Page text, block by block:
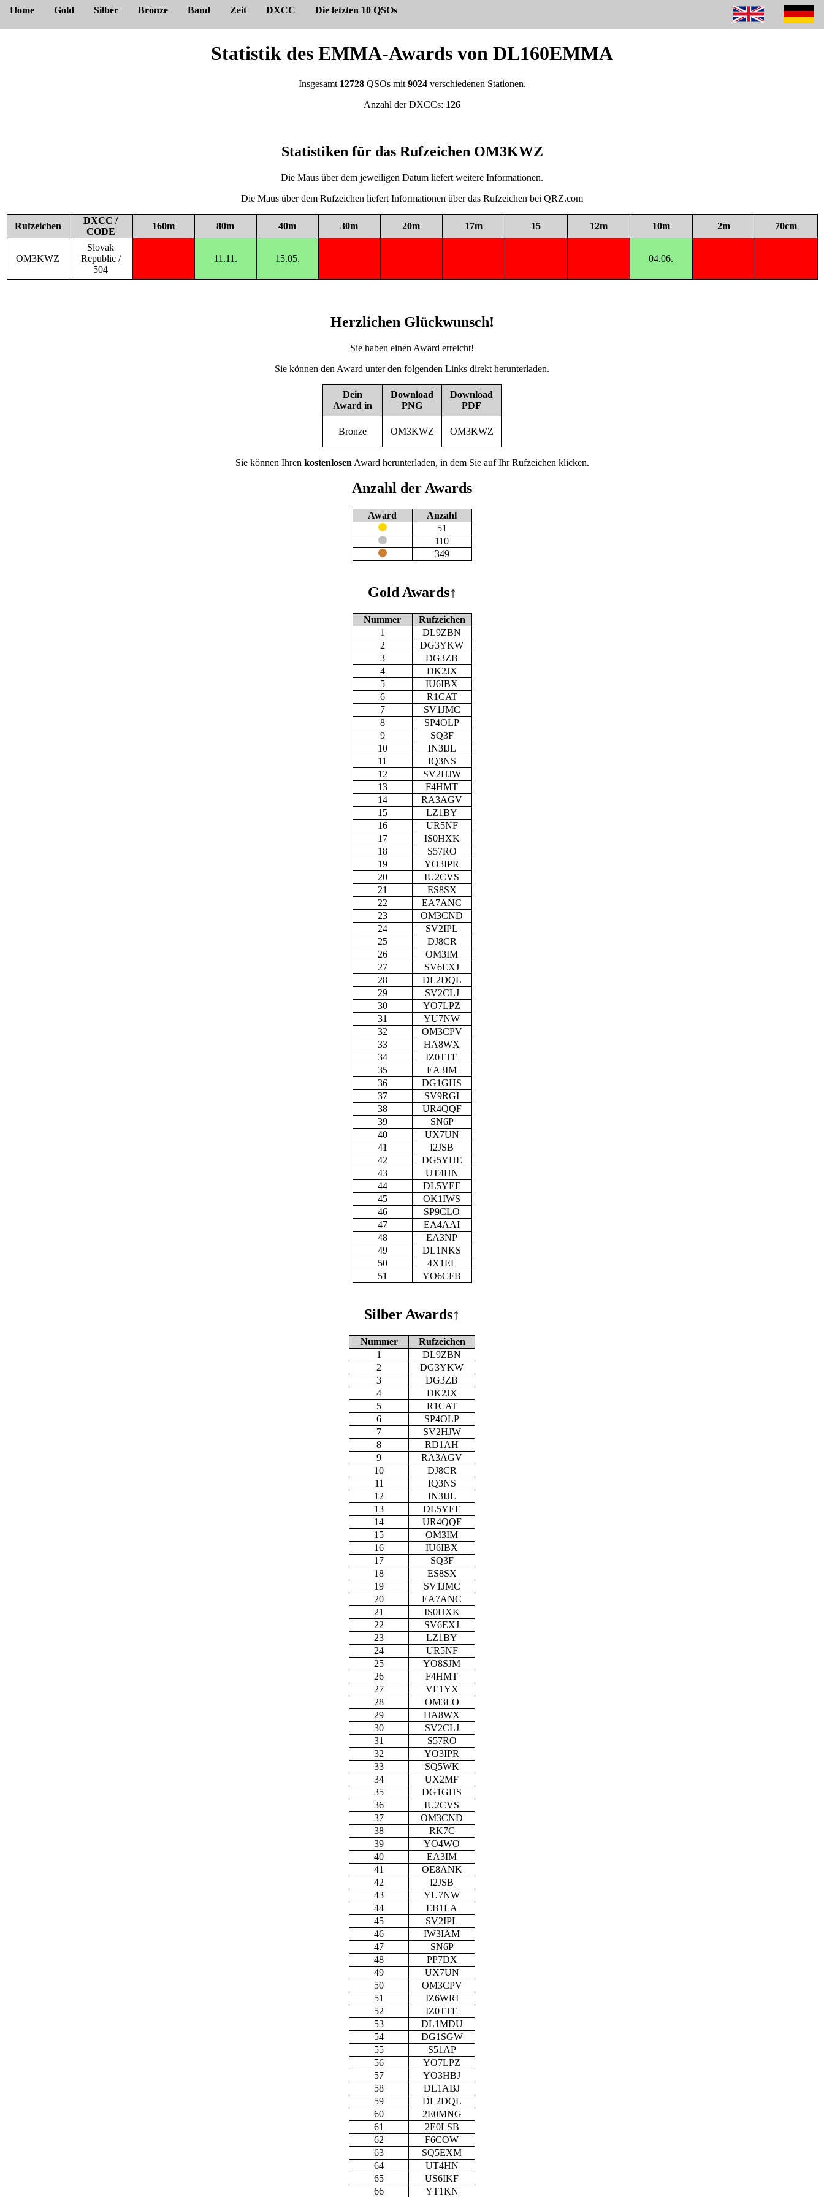
Home Gold Silber Bronze Band Zeit DXCC Die letzten 10 QSOs
Statistik des EMMA-Awards von DL160EMMA
Insgesamt 12728QSOs mit 9024verschiedenen Stationen.
Anzahl der DXCCs: 126
Statistiken für das Rufzeichen OM3KWZ
Die Maus über dem jeweiligen Datum liefert weitere Informationen.
Die Maus über dem Rufzeichen liefert Informationen über das Rufzeichen bei QRZ.com
Rufzeichen
DXCC /
CODE
160m 80m 40m 30m 20m 17m 15 12m 10m 2m 70cm
OM3KWZ
Slovak
Republic /
504
11.11. 15.05. 04.06.
Herzlichen Glückwunsch!
Sie haben einen Award erreicht!
Sie können den Award unter den folgenden Links direkt herunterladen.
Dein
Award in
Download
PNG
Download
PDF
Bronze OM3KWZ OM3KWZ
Sie können Ihren kostenlosen Award herunterladen, in dem Sie auf Ihr Rufzeichen klicken.
Anzahl der Awards
Award
Anzahl
51
110
349
Gold Awards↑
Nummer
Rufzeichen
1
DL9ZBN
2
DG3YKW
3
DG3ZB
4
DK2JX
5
IU6IBX
6
R1CAT
7
SV1JMC
8
SP4OLP
9
SQ3F
10
IN3IJL
11
IQ3NS
12
SV2HJW
13
F4HMT
14
RA3AGV
15
LZ1BY
16
UR5NF
17
IS0HXK
18
S57RO
19
YO3IPR
20
IU2CVS
21
ES8SX
22
EA7ANC
23
OM3CND
24
SV2IPL
25
DJ8CR
26
OM3IM
27
SV6EXJ
28
DL2DQL
29
SV2CLJ
30
YO7LPZ
31
YU7NW
32
OM3CPV
33
HA8WX
34
IZ0TTE
35
EA3IM
36
DG1GHS
37
SV9RGI
38
UR4QQF
39
SN6P
40
UX7UN
41
I2JSB
42
DG5YHE
43
UT4HN
44
DL5YEE
45
OK1IWS
46
SP9CLO
47
EA4AAI
48
EA3NP
49
DL1NKS
50
4X1EL
51
YO6CFB
Silber Awards↑
Nummer
Rufzeichen
1
DL9ZBN
2
DG3YKW
3
DG3ZB
4
DK2JX
5
R1CAT
6
SP4OLP
7
SV2HJW
8
RD1AH
9
RA3AGV
10
DJ8CR
11
IQ3NS
12
IN3IJL
13
DL5YEE
14
UR4QQF
15
OM3IM
16
IU6IBX
17
SQ3F
18
ES8SX
19
SV1JMC
20
EA7ANC
21
IS0HXK
22
SV6EXJ
23
LZ1BY
24
UR5NF
25
YO8SJM
26
F4HMT
27
VE1YX
28
OM3LO
29
HA8WX
30
SV2CLJ
31
S57RO
32
YO3IPR
33
SQ5WK
34
UX2MF
35
DG1GHS
36
IU2CVS
37
OM3CND
38
RK7C
39
YO4WO
40
EA3IM
41
OE8ANK
42
I2JSB
43
YU7NW
44
EB1LA
45
SV2IPL
46
IW3IAM
47
SN6P
48
PP7DX
49
UX7UN
50
OM3CPV
51
IZ6WRI
52
IZ0TTE
53
DL1MDU
54
DG1SGW
55
S51AP
56
YO7LPZ
57
YO3HBJ
58
DL1ABJ
59
DL2DQL
60
2E0MNG
61
2E0LSB
62
F6COW
63
SQ5EXM
64
UT4HN
65
US6IKF
66
YT1KN